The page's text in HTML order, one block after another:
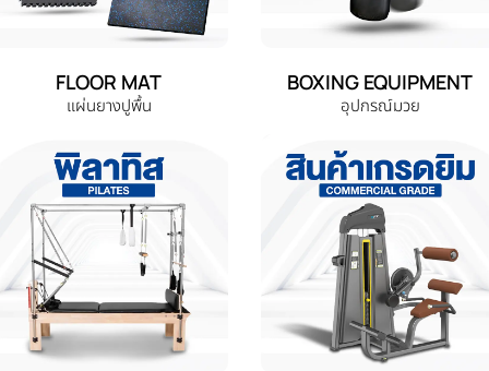
FLOOR MAT
แผ่นยางปูพื้น
BOXING EQUIPMENT
อุปกรณ์มวย